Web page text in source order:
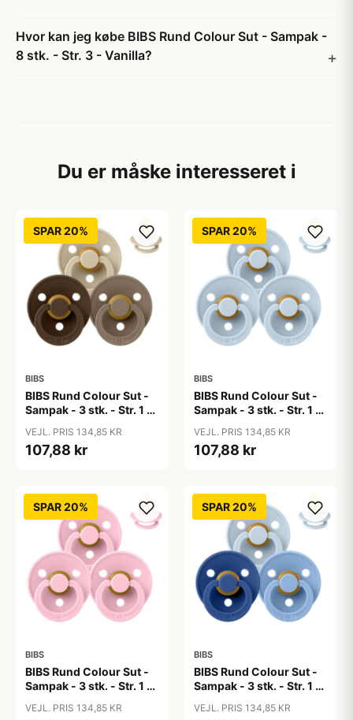
Hvor kan jeg købe BIBS Rund Colour Sut - Sampak -
8 stk. - Str. 3 - Vanilla?
Du er måske interesseret i
SPAR 20%
BIBS
BIBS Rund Colour Sut -
Sampak - 3 stk. - Str. 1 -
VEJL. PRIS 134,85 KR
107,88 kr
SPAR 20%
BIBS
BIBS Rund Colour Sut -
Sampak - 3 stk. - Str. 1 -
VEJL. PRIS 134,85 KR
107,88 kr
SPAR 20%
BIBS
BIBS Rund Colour Sut -
Sampak - 3 stk. - Str. 1 -
VEJL. PRIS 134,85 KR
SPAR 20%
BIBS
BIBS Rund Colour Sut -
Sampak - 3 stk. - Str. 1 -
VEJL. PRIS 134,85 KR